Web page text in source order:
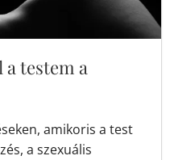
a testem a
amikoris a test
a szexuális